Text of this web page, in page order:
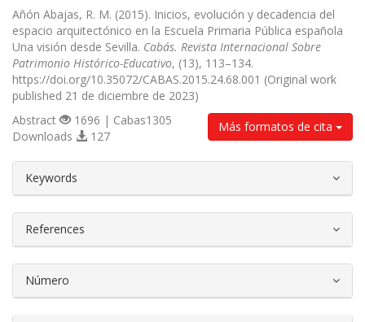
Añón Abajas, R. M. (2015). Inicios, evolución y decadencia del
espacio arquitectónico en la Escuela Primaria Pública española
Una visión desde Sevilla. Cabás. Revista Internacional Sobre
Patrimonio Histórico-Educativo, (13), 113–134.
https://doi.org/10.35072/CABAS.2015.24.68.001 (Original work
published 21 de diciembre de 2023)
Más formatos de cita
Abstract
1696 | Cabas1305
Downloads
127
Keywords
References
Número